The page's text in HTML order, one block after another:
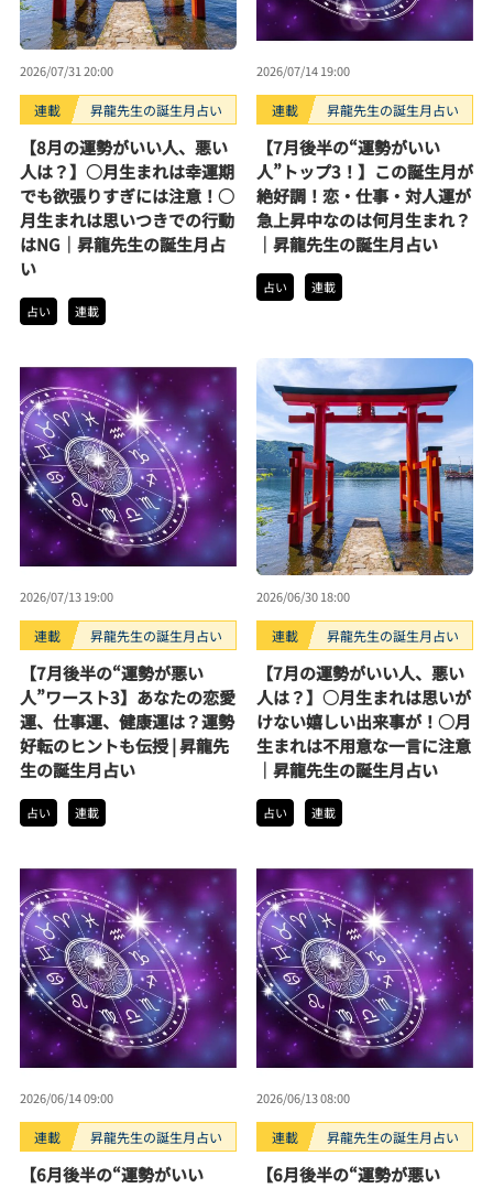
2026/07/31 20:00
連載 昇龍先生の誕生月占い
【8月の運勢がいい人、悪い
人は？】○月生まれは幸運期
でも欲張りすぎには注意！○
月生まれは思いつきでの行動
はNG｜昇龍先生の誕生月占
い
占い 連載
2026/07/14 19:00
連載 昇龍先生の誕生月占い
【7月後半の“運勢がいい
人”トップ3！】この誕生月が
絶好調！恋・仕事・対人運が
急上昇中なのは何月生まれ？
｜昇龍先生の誕生月占い
占い 連載
2026/07/13 19:00
連載 昇龍先生の誕生月占い
【7月後半の“運勢が悪い
人”ワースト3】あなたの恋愛
運、仕事運、健康運は？運勢
好転のヒントも伝授 | 昇龍先
生の誕生月占い
占い 連載
2026/06/30 18:00
連載 昇龍先生の誕生月占い
【7月の運勢がいい人、悪い
人は？】○月生まれは思いが
けない嬉しい出来事が！○月
生まれは不用意な一言に注意
｜昇龍先生の誕生月占い
占い 連載
2026/06/14 09:00
連載 昇龍先生の誕生月占い
【6月後半の“運勢がいい
2026/06/13 08:00
連載 昇龍先生の誕生月占い
【6月後半の“運勢が悪い